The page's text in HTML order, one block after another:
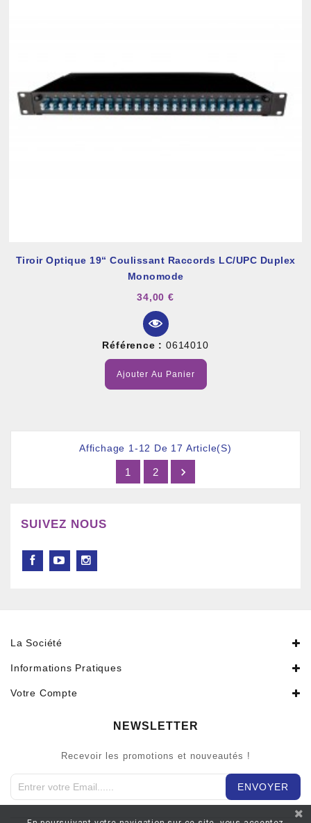
Tiroir Optique 19“ Coulissant Raccords LC/UPC Duplex
Monomode
34,00 €
Référence : 0614010
Ajouter Au Panier
Affichage 1-12 De 17 Article(s)
1 2 
SUIVEZ NOUS
La Société
Informations Pratiques
Votre Compte
NEWSLETTER
Recevoir les promotions et nouveautés !